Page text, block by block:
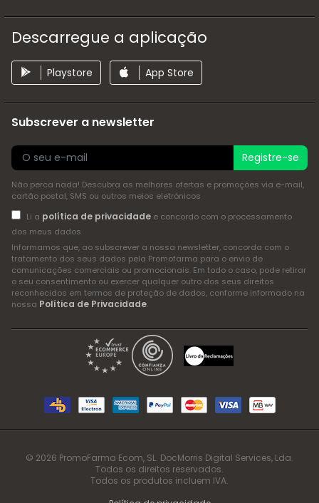
Descarregue a aplicação
Playstore App Store
Subscrever a newsletter
Registre-se
Não perca nada! Descubra as melhores ofertas e promoções via e-mail,
cartão postal, SMS ou outros meios eletrónicos
Li a política de privacidadee concordo com o processamento
dos meus dados
Informamos que, ao subscrever a nossa newsletter, concorda com o
tratamento dos seus dados pela Promofarma para o envio de
comunicações comerciais ou promocionais. Em todo o caso, pode retirar
o seu consentimento ou exercer qualquer outro dos seus direitos
reconhecidos em termos de proteção de dados, conforme informado na
nossa Política de Privacidade.
© 2026 PromoFarma Ecom, SL. DocMorris Digital Services, Lda.
Todos os direitos reservados.
Todos os produtos incluem IVA.